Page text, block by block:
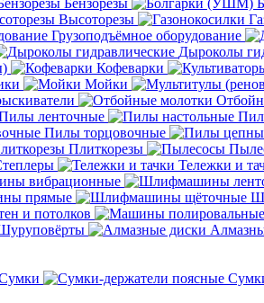
Бензорезы
Высоторезы
Грузоподъёмное оборудование
Дыроколы
Кофеварки
Мойки
ленточные
Пилы торцовочные
Плиткорезы
Тележки и
вибрационные
прямые
и потолков